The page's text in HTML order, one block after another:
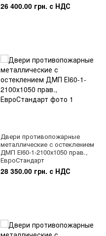
26 400.00 грн. с НДС
Двери противопожарные
металлические с остеклением
ДМП ЕІ60-1-2100х1050 прав.,
ЕвроСтандарт
28 350.00 грн. с НДС